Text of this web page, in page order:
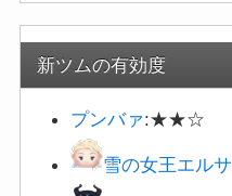
新ツムの有効度
プンバァ:★★☆
雪の女王エルサ